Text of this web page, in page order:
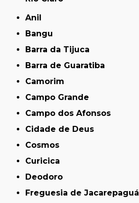
Anil
Bangu
Barra da Tijuca
Barra de Guaratiba
Camorim
Campo Grande
Campo dos Afonsos
Cidade de Deus
Cosmos
Curicica
Deodoro
Freguesia de Jacarepaguá